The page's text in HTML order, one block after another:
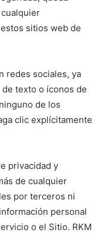
sitios web de
redes sociales, ya
texto o íconos de
de los
clic explícitamente
privacidad y
de cualquier
por terceros ni
personal
o el Sitio. RKM